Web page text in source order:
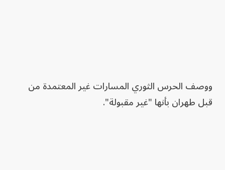
ووصف الحرس الثوري المسارات غير المعتمدة من
قبل طهران بأنها "غير مقبولة".